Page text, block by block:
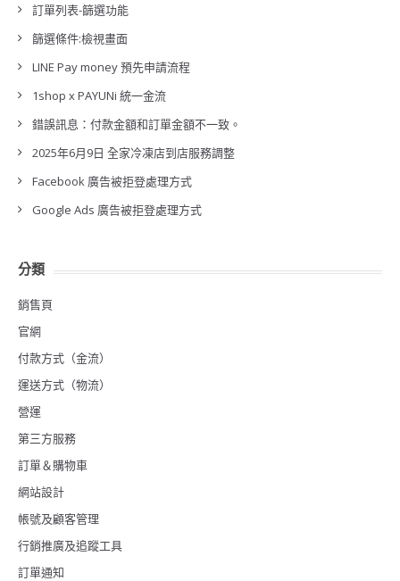
訂單列表-篩選功能
篩選條件:檢視畫面
LINE Pay money 預先申請流程
1shop x PAYUNi 統一金流
錯誤訊息：付款金額和訂單金額不一致。
2025年6月9日 全家冷凍店到店服務調整
Facebook 廣告被拒登處理方式
Google Ads 廣告被拒登處理方式
分類
銷售頁
官網
付款方式（金流）
運送方式（物流）
營運
第三方服務
訂單＆購物車
網站設計
帳號及顧客管理
行銷推廣及追蹤工具
訂單通知